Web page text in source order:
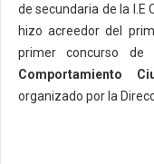
de secundaria de la I.E
hizo acreedor del
primer concurso de
Comportamiento
organizado por la